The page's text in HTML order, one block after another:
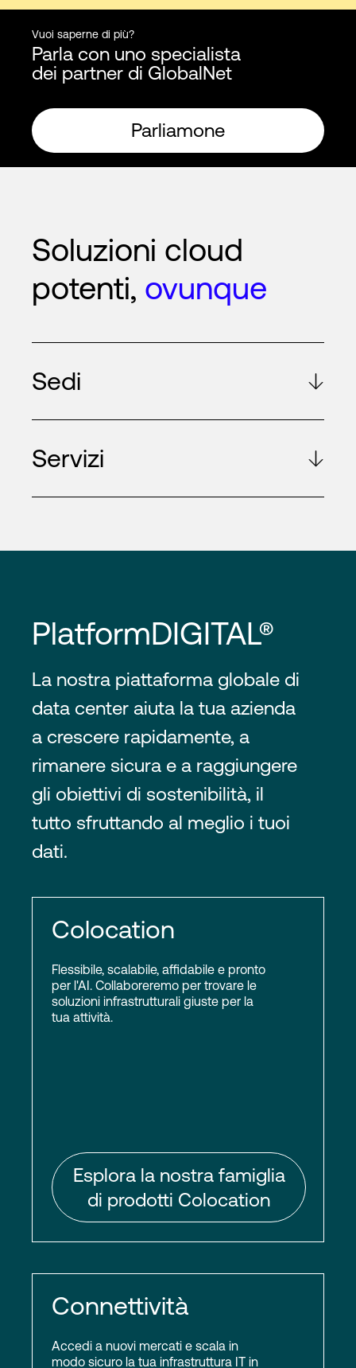
Vuoi saperne di più?
Parla con uno specialista
dei partner di GlobalNet
Parliamone
Soluzioni cloud
potenti, ovunque
Sedi
Servizi
PlatformDIGITAL®
La nostra piattaforma globale di
data center aiuta la tua azienda
a crescere rapidamente, a
rimanere sicura e a raggiungere
gli obiettivi di sostenibilità, il
tutto sfruttando al meglio i tuoi
dati.
Colocation
Flessibile, scalabile, affidabile e pronto
per l'AI. Collaboreremo per trovare le
soluzioni infrastrutturali giuste per la
tua attività.
Esplora la nostra famiglia
di prodotti Colocation
Connettività
Accedi a nuovi mercati e scala in
modo sicuro la tua infrastruttura IT in